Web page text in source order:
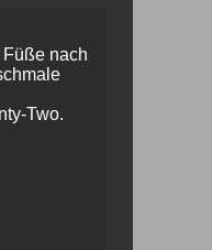
nach
Two.